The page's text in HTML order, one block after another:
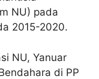
NU) pada
2015-2020.
NU, Yanuar
di PP